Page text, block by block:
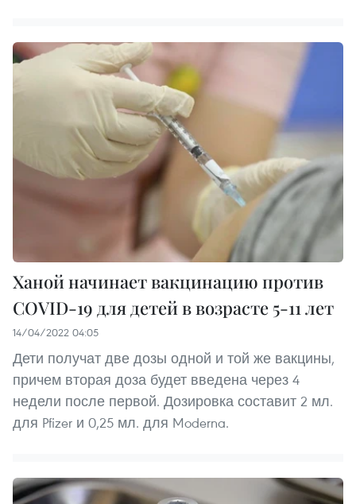
Ханой начинает вакцинацию против
COVID-19 для детей в возрасте 5-11 лет
14/04/2022 04:05
Дети получат две дозы одной и той же вакцины,
причем вторая доза будет введена через 4
недели после первой. Дозировка составит 2 мл.
для Pfizer и 0,25 мл. для Moderna.